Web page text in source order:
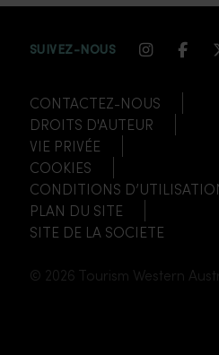
SUIVEZ-NOUS
CONTACTEZ-NOUS
DROITS D'AUTEUR
VIE PRIVÉE
COOKIES
CONDITIONS
PLAN DU SITE
SITE DE LA SOCIETE
© 2026 Tourism Western